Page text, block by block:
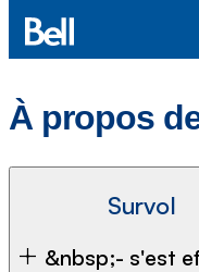
À propos
Survol
&nbsp;- s'est